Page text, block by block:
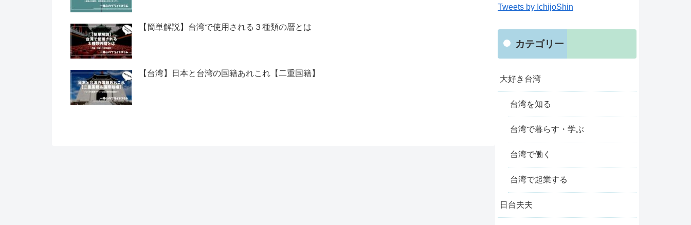
【簡単解説】台湾で使用される３種類の暦とは
【台湾】日本と台湾の国籍あれこれ【二重国籍】
Tweets by IchijoShin
カテゴリー
大好き台湾
台湾を知る
台湾で暮らす・学ぶ
台湾で働く
台湾で起業する
日台夫夫